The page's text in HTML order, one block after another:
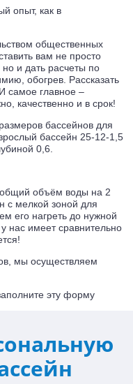
опыт, как в
общественных
вам не просто
и дать расчеты по
обогрев. Рассказать
самое главное –
качественно и в срок!
бассейнов для
бассейн 25-12-1,5
0,6.
общий объём воды на 2
с мелкой зоной для
его нагреть до нужной
нас имеет сравнительно
мы осуществляем
эту форму